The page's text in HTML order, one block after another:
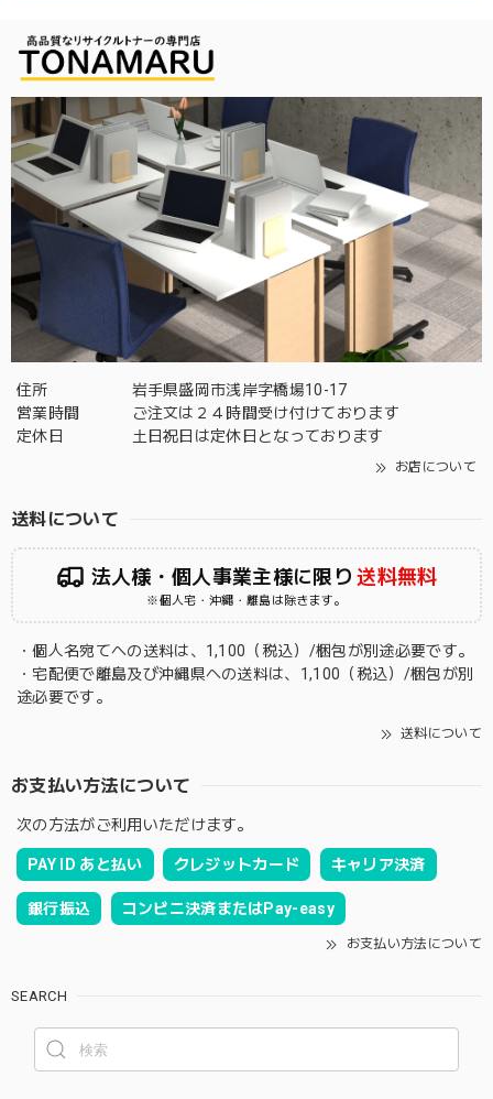
住所
岩手県盛岡市浅岸字橋場10-17
営業時間
ご注文は２４時間受け付けております
定休日
土日祝日は定休日となっております
お店について
送料について
法人様・個人事業主様に限り 送料無料
※個人宅・沖縄・離島は除きます。
・個人名宛てへの送料は、1,100（税込）/梱包が別途必要です。
・宅配便で離島及び沖縄県への送料は、1,100（税込）/梱包が別
途必要です。
送料について
お支払い方法について
次の方法がご利用いただけます。
PAY ID あと払い クレジットカード キャリア決済
銀行振込 コンビニ決済またはPay-easy
お支払い方法について
SEARCH